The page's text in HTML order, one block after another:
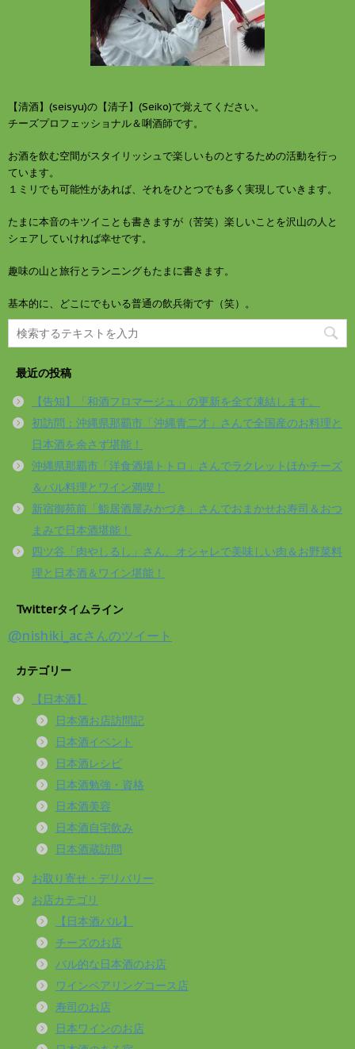
【清酒】(seisyu)の【清子】(Seiko)で覚えてください。
チーズプロフェッショナル＆唎酒師です。
お酒を飲む空間がスタイリッシュで楽しいものとするための活動を行っ
ています。
１ミリでも可能性があれば、それをひとつでも多く実現していきます。
たまに本音のキツイことも書きますが（苦笑）楽しいことを沢山の人と
シェアしていければ幸せです。
趣味の山と旅行とランニングもたまに書きます。
基本的に、どこにでもいる普通の飲兵衛です（笑）。
最近の投稿
【告知】「和酒フロマージュ」の更新を全て凍結します。
初訪問：沖縄県那覇市「沖縄青二才」さんで全国産のお料理と
日本酒を余さず堪能！
沖縄県那覇市「洋食酒場トトロ」さんでラクレットほかチーズ
＆バル料理とワイン満喫！
新宿御苑前「鮨居酒屋みかづき」さんでおまかせお寿司＆おつ
まみで日本酒堪能！
四ツ谷「肉やしるし」さん、オシャレで美味しい肉＆お野菜料
理と日本酒＆ワイン堪能！
Twitterタイムライン
@nishiki_acさんのツイート
カテゴリー
【日本酒】
日本酒お店訪問記
日本酒イベント
日本酒レシピ
日本酒勉強・資格
日本酒美容
日本酒自宅飲み
日本酒蔵訪問
お取り寄せ・デリバリー
お店カテゴリ
【日本酒バル】
チーズのお店
バル的な日本酒のお店
ワインペアリングコース店
寿司のお店
日本ワインのお店